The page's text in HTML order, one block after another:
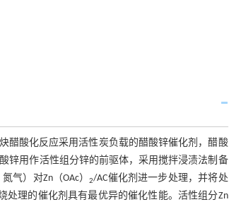
醋酸化反应采用活性炭负载的醋酸锌催化剂，醋酸
锌用作活性组分锌的前驱体，采用搅拌浸渍法制备
气）对Zn（OAc）2/AC催化剂进一步处理，并将处
理的催化剂具有最优异的催化性能。活性组分Zn